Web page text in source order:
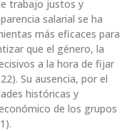
trabajo justos y
salarial se ha
más eficaces para
que el género, la
a la hora de fijar
Su ausencia, por el
históricas y
de los grupos